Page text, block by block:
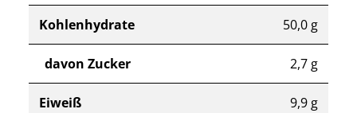
Kohlenhydrate 50,0 g
davon Zucker 2,7 g
Eiweiß 9,9 g